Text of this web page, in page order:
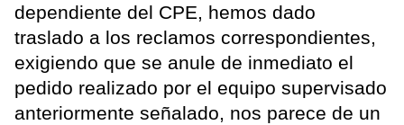
dependiente del CPE, hemos dado
traslado a los reclamos correspondientes,
exigiendo que se anule de inmediato el
pedido realizado por el equipo supervisado
anteriormente señalado, nos parece de un